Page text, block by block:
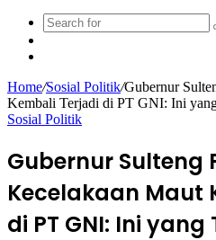
Home/Sosial Politik/Gubernur
Kembali Terjadi di PT GNI: Ini
Sosial Politik
Gubernur Sulteng
Kecelakaan Maut
di PT GNI: Ini yang